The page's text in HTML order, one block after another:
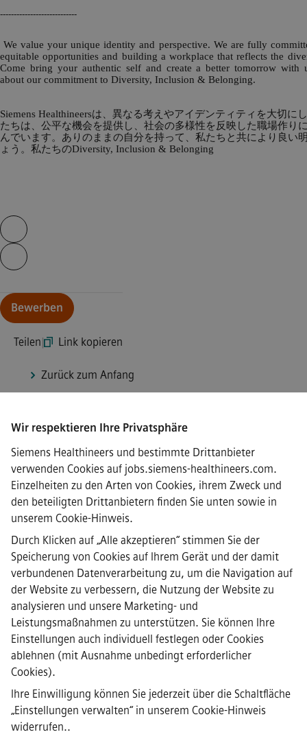
Wir respektieren Ihre Privatsphäre
Siemens Healthineers und bestimmte Drittanbieter
verwenden Cookies auf jobs.siemens-healthineers.com.
Einzelheiten zu den Arten von Cookies, ihrem Zweck und
den beteiligten Drittanbietern finden Sie unten sowie in
unserem Cookie-Hinweis.
Durch Klicken auf „Alle akzeptieren“ stimmen Sie der
Speicherung von Cookies auf Ihrem Gerät und der damit
verbundenen Datenverarbeitung zu, um die Navigation auf
der Website zu verbessern, die Nutzung der Website zu
analysieren und unsere Marketing- und
Leistungsmaßnahmen zu unterstützen. Sie können Ihre
Einstellungen auch individuell festlegen oder Cookies
ablehnen (mit Ausnahme unbedingt erforderlicher
Cookies).
Ihre Einwilligung können Sie jederzeit über die Schaltfläche
„Einstellungen verwalten“ in unserem Cookie-Hinweis
widerrufen..
----------------------------
We value your unique identity and perspective. We are fully
equitable opportunities and building a workplace that reflects the
Come bring your authentic self and create a better tomorrow with
about our commitment to Diversity, Inclusion & Belonging.
Siemens Healthineersは、異なる考えやアイデンティティを大切に
たちは、公平な機会を提供し、社会の多様性を反映した職場作り
んでいます。ありのままの自分を持って、私たちと共により良い
ょう。私たちのDiversity, Inclusion & Belonging
Skip video slider
Bewerben
Teilen| Link kopieren
Zurück zum Anfang
Connect
Siemens Healthineers AG © 2026
·
Unternehmensinformationen
Datenschutzrichtlinie
·
Cookie-Hinweis
·
Nutzungsbedingungen
Digitale ID
Whistleblowing
Wichtiger Hinweis: